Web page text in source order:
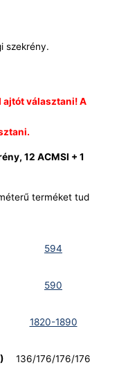
szekrény.
ajtót választani! A
12 ACMSI + 1
terméket tud
594
590
1820-1890
136/176/176/176